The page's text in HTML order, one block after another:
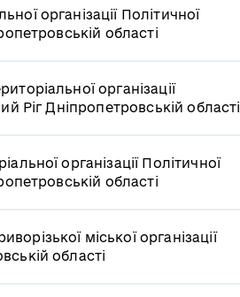
організації Політичної
області
організації
Ріг Дніпропетровській області
організації Політичної
області
міської організації
області